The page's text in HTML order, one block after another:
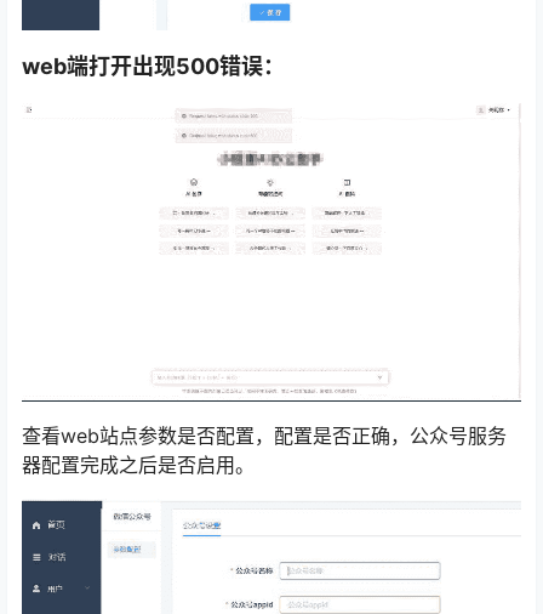
web端打开出现500错误：
查看web站点参数是否配置，配置是否正确，公众号服务
器配置完成之后是否启用。